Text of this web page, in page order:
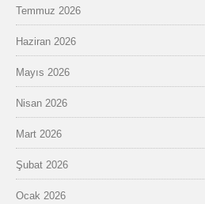
Temmuz 2026
Haziran 2026
Mayıs 2026
Nisan 2026
Mart 2026
Şubat 2026
Ocak 2026